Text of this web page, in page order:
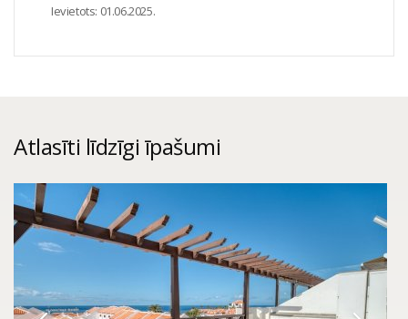
Ievietots: 01.06.2025.
Atlasīti līdzīgi īpašumi